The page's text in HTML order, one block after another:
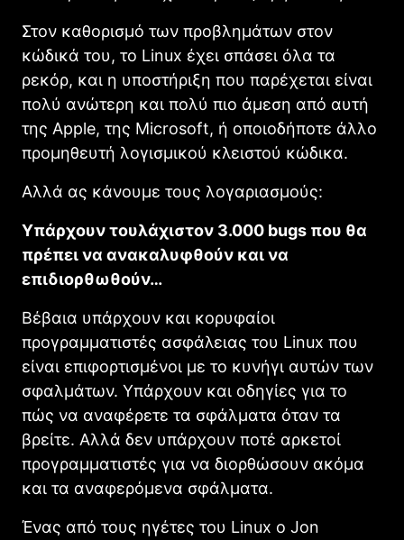
Στον καθορισμό των προβλημάτων στον
κώδικά του, το Linux έχει σπάσει όλα τα
ρεκόρ, και η υποστήριξη που παρέχεται είναι
πολύ ανώτερη και πολύ πιο άμεση από αυτή
της Apple, της Microsoft, ή οποιοδήποτε άλλο
προμηθευτή λογισμικού κλειστού κώδικα.
Αλλά ας κάνουμε τους λογαριασμούς:
Υπάρχουν τουλάχιστον 3.000 bugs που θα
πρέπει να ανακαλυφθούν και να
επιδιορθωθούν…
Βέβαια υπάρχουν και κορυφαίοι
προγραμματιστές ασφάλειας του Linux που
είναι επιφορτισμένοι με το κυνήγι αυτών των
σφαλμάτων. Υπάρχουν και οδηγίες για το
πώς να αναφέρετε τα σφάλματα όταν τα
βρείτε. Αλλά δεν υπάρχουν ποτέ αρκετοί
προγραμματιστές για να διορθώσουν ακόμα
και τα αναφερόμενα σφάλματα.
Ένας από τους ηγέτες του Linux ο Jon